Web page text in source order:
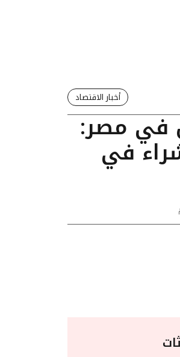
أخبار الاقتصاد
في مصر:
6065 للشراء في